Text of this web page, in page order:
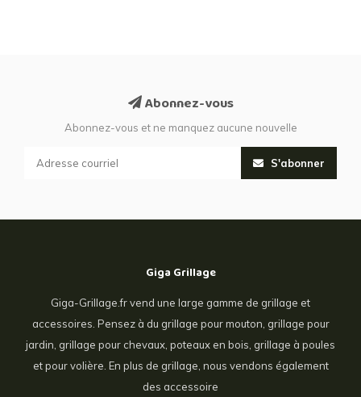
Abonnez-vous
Abonnez-vous et ne manquez aucune nouvelle
S'abonner
Giga Grillage
Giga-Grillage.fr vend une large gamme de grillage et
accessoires. Pensez à du grillage pour mouton, grillage pour
jardin, grillage pour chevaux, poteaux en bois, grillage à poules
et pour volière. En plus de grillage, nous vendons également
des accessoire